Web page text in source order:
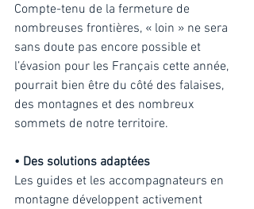
Compte-tenu de la fermeture de
nombreuses frontières, « loin » ne sera
sans doute pas encore possible et
l’évasion pour les Français cette année,
pourrait bien être du côté des falaises,
des montagnes et des nombreux
sommets de notre territoire.
• Des solutions adaptées
Les guides et les accompagnateurs en
montagne développent activement